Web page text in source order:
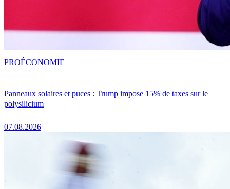
Panneaux solaires et puces : Trump impose 15% de taxes sur le
polysilicium
07.08.2026
PROÉCONOMIE